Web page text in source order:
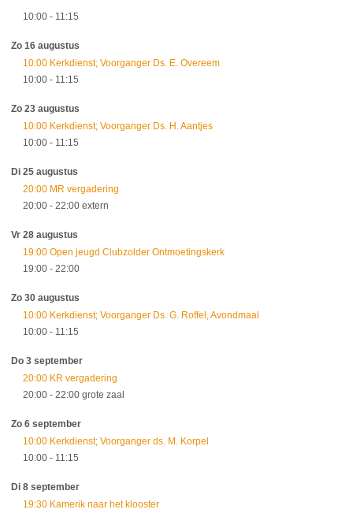
10:00 - 11:15
Zo 16 augustus
10:00 Kerkdienst; Voorganger Ds. E. Overeem
10:00 - 11:15
Zo 23 augustus
10:00 Kerkdienst; Voorganger Ds. H. Aantjes
10:00 - 11:15
Di 25 augustus
20:00 MR vergadering
20:00 - 22:00 extern
Vr 28 augustus
19:00 Open jeugd Clubzolder Ontmoetingskerk
19:00 - 22:00
Zo 30 augustus
10:00 Kerkdienst; Voorganger Ds. G. Roffel, Avondmaal
10:00 - 11:15
Do 3 september
20:00 KR vergadering
20:00 - 22:00 grote zaal
Zo 6 september
10:00 Kerkdienst; Voorganger ds. M. Korpel
10:00 - 11:15
Di 8 september
19:30 Kamerik naar het klooster